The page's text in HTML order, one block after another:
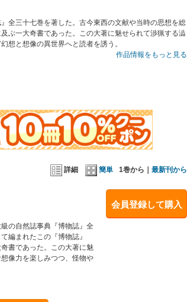
全三十七巻を著した。古今東西の文献や当時の思想を総
ぶ一大奇書であった。この大著に魅せられて渉猟する澁
想と想像の異世界へと読者を誘う。
作品情報をもっと見る
詳細 簡単 1巻から｜ 最新刊から
会員登録して購入
の自然誌事典『博物誌』全
編まれたこの『博物誌』
書であった。この大著に魅
像力を楽しみつつ、怪物や